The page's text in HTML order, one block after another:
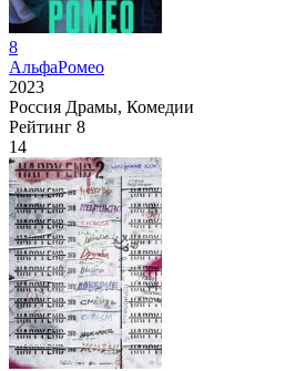
8
АльфаРомео
2023
Россия Драмы, Комедии
Рейтинг 8
14